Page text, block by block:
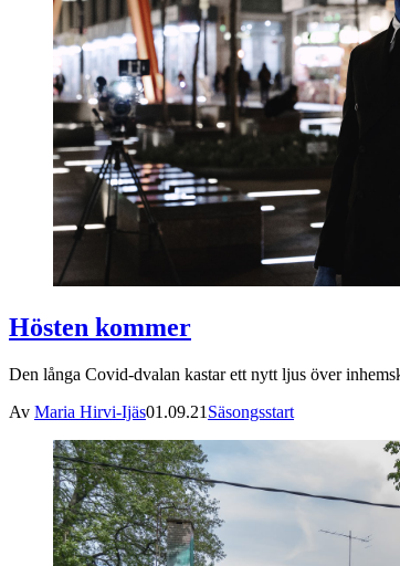
Hösten kommer
Den långa Covid-dvalan kastar ett nytt ljus över
Av Maria Hirvi-Ijäs01.09.21 Säsongsstart